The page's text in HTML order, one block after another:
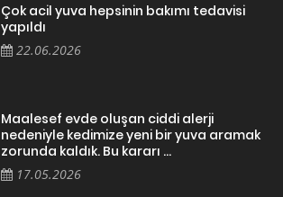
Çok acil yuva hepsinin bakımı tedavisi
yapıldı
22.06.2026
Maalesef evde oluşan ciddi alerji
nedeniyle kedimize yeni bir yuva aramak
zorunda kaldık. Bu kararı ...
17.05.2026